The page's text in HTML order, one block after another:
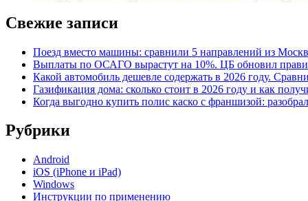
Свежие записи
Поезд вместо машины: сравнили 5 направлений из
Выплаты по ОСАГО вырастут на 10%. ЦБ обновил
Какой автомобиль дешевле содержать в 2026 году.
Газификация дома: сколько стоит в 2026 году и как
Когда выгодно купить полис каско с франшизой:
Рубрики
Android
iOS (iPhone и iPad)
Windows
Инструкции по применению